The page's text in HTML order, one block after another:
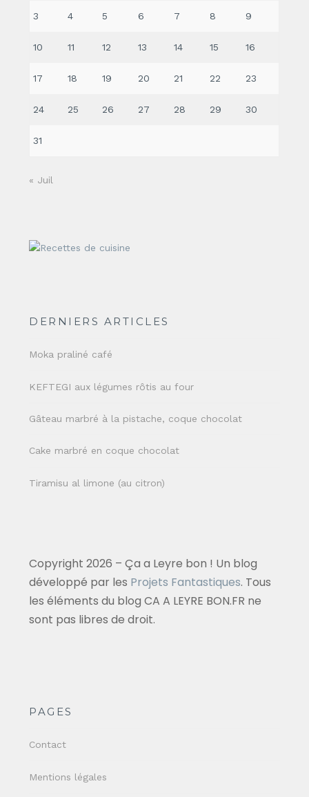
3 4 5 6 7 8 9
10 11 12 13 14 15 16
17 18 19 20 21 22 23
24 25 26 27 28 29 30
31
« Juil
DERNIERS ARTICLES
Moka praliné café
KEFTEGI aux légumes rôtis au four
Gâteau marbré à la pistache, coque chocolat
Cake marbré en coque chocolat
Tiramisu al limone (au citron)
Copyright 2026 – Ça a Leyre bon ! Un blog
développé par les Projets Fantastiques. Tous
les éléments du blog CA A LEYRE BON.FR ne
sont pas libres de droit.
PAGES
Contact
Mentions légales